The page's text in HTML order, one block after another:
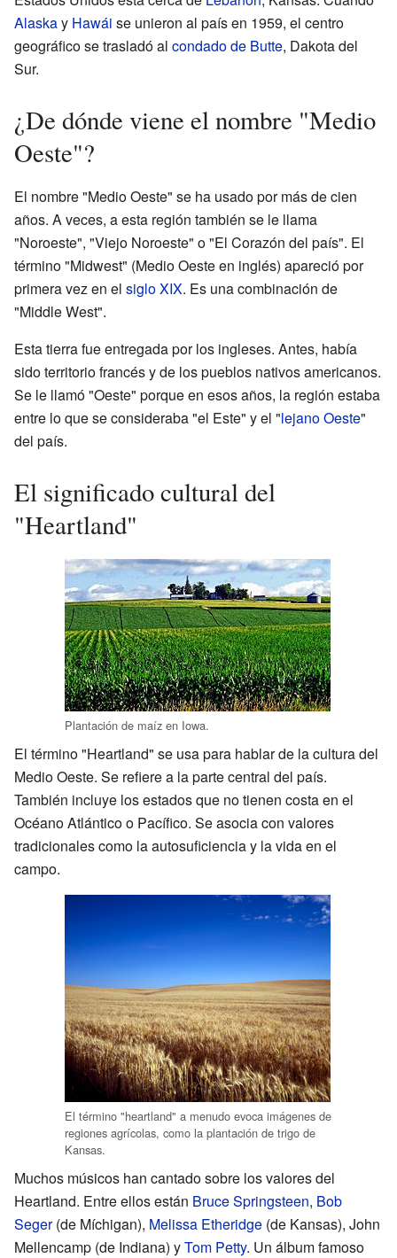
Alaskay Hawái se unieron al país en 1959, el centro
geográfico se trasladó al condado de Butte, Dakota del
Sur.
¿De dónde viene el nombre "Medio
Oeste"?
El nombre "Medio Oeste" se ha usado por más de cien
años. A veces, a esta región también se le llama
"Noroeste", "Viejo Noroeste" o "El Corazón del país". El
término "Midwest" (Medio Oeste en inglés) apareció por
primera vez en el siglo XIX. Es una combinación de
"Middle West".
Esta tierra fue entregada por los ingleses. Antes, había
sido territorio francés y de los pueblos nativos americanos.
Se le llamó "Oeste" porque en esos años, la región estaba
entre lo que se consideraba "el Este" y el "lejano Oeste"
del país.
El significado cultural del
"Heartland"
Plantación de maíz en Iowa.
El término "Heartland" se usa para hablar de la cultura del
Medio Oeste. Se refiere a la parte central del país.
También incluye los estados que no tienen costa en el
Océano Atlántico o Pacífico. Se asocia con valores
tradicionales como la autosuficiencia y la vida en el
campo.
El término "heartland" a menudo evoca imágenes de
regiones agrícolas, como la plantación de trigo de
Kansas.
Muchos músicos han cantado sobre los valores del
Heartland. Entre ellos están Bruce Springsteen, Bob
Seger(de Míchigan), Melissa Etheridge (de Kansas), John
Mellencamp (de Indiana) yTom Petty. Un álbum famoso